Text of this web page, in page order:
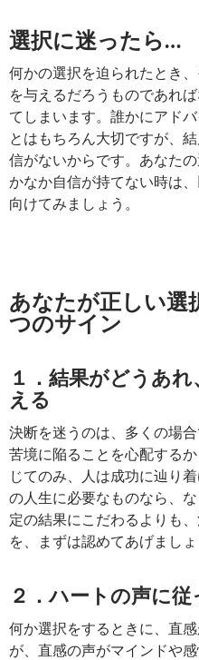
選択に迷ったら…
何かの選択を迫られたとき
を与えるだろうものであれ
てしまいます。誰かにアド
とはもちろん大切ですが、
信がないからです。あなた
かなか自信が持てない時は
向けてみましょう。
あなたが正しい選
つのサイン
１．結果がどうあ
える
決断を迷うのは、多くの場
苦境に陥ることを心配する
じてのみ、人は成功に辿り
の人生に必要なものなら、
定の結果にこだわるよりも
を、まずは認めてあげましょ
２．ハートの声に従
何か選択をするときに、直
が、直感の声がマインドや